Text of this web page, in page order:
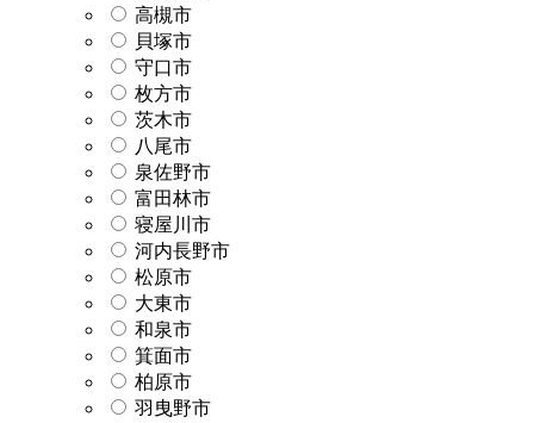
高槻市
貝塚市
守口市
枚方市
茨木市
八尾市
泉佐野市
富田林市
寝屋川市
河内長野市
松原市
大東市
和泉市
箕面市
柏原市
羽曳野市